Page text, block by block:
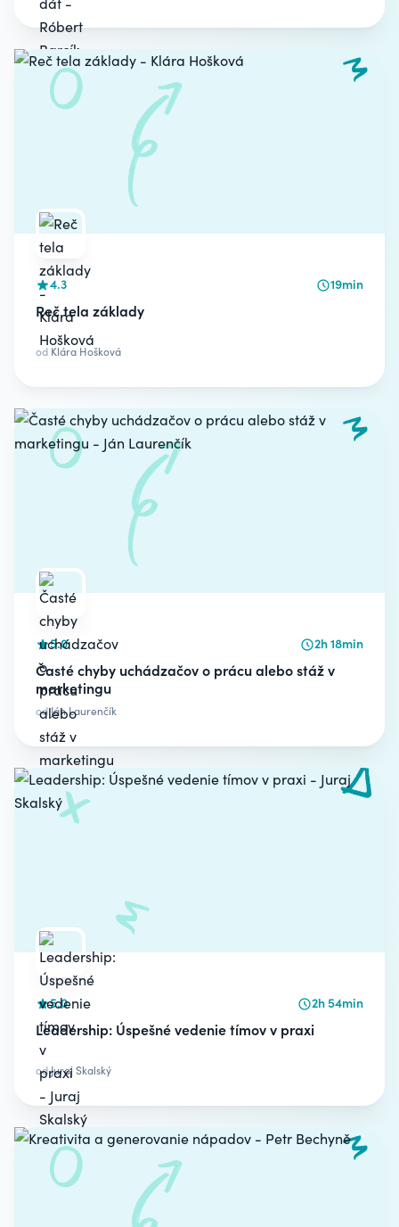
4.3 19min
Reč tela základy
od Klára Hošková
5.0 2h 18min
Časté chyby uchádzačov o prácu alebo stáž v
marketingu
odJán Laurenčík
5.0 2h 54min
Leadership: Úspešné vedenie tímov v praxi
odJuraj Skalský